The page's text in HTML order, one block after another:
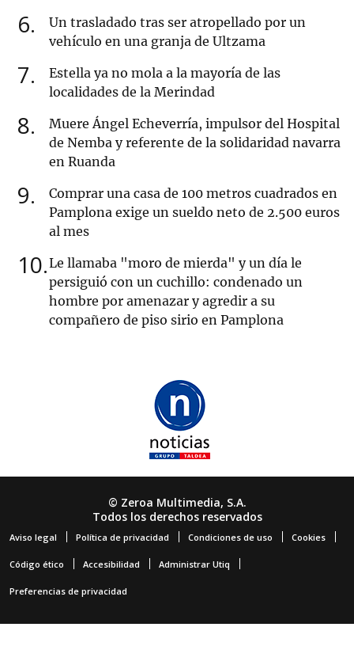
6
Un trasladado tras ser atropellado por un
vehículo en una granja de Ultzama
7
Estella ya no mola a la mayoría de las
localidades de la Merindad
8
Muere Ángel Echeverría, impulsor del Hospital
de Nemba y referente de la solidaridad navarra
en Ruanda
9
Comprar una casa de 100 metros cuadrados en
Pamplona exige un sueldo neto de 2.500 euros
al mes
10 Le llamaba "moro de mierda" y un día le
persiguió con un cuchillo: condenado un
hombre por amenazar y agredir a su
compañero de piso sirio en Pamplona
© Zeroa Multimedia, S.A.
Todos los derechos reservados
Aviso legal Política de privacidad Condiciones de uso Cookies
Código ético Accesibilidad Administrar Utiq
Preferencias de privacidad